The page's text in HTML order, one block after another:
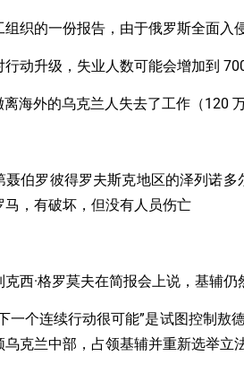
织的一份报告，由于俄罗斯全面入
动升级，失业人数可能会增加到
海外的乌克兰人失去了工作（120
聂伯罗彼得罗夫斯克地区的泽列诺
马，有破坏，但没有人员伤亡
西·格罗莫夫在简报会上说，基辅
一个连续行动很可能”是试图控制
克兰中部，占领基辅并重新选举立